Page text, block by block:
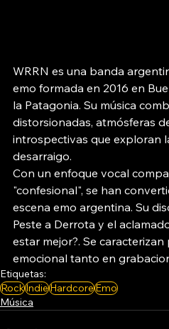
WRRN es una banda
emo formada en 2016 en
la Patagonia. Su música
distorsionadas, atmósferas
introspectivas que exploran
desarraigo.
Con un enfoque vocal
"confesional", se han
escena emo argentina. Su
Peste a Derrota y el
estar mejor?. Se
emocional tanto en
Etiquetas:
RockIndieHardcoreEmo
Música